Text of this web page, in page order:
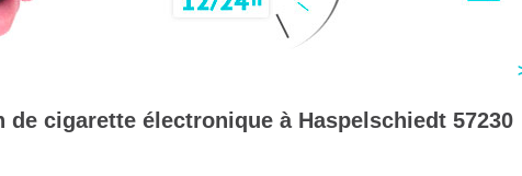
cigarette électronique à Haspelschiedt 57230